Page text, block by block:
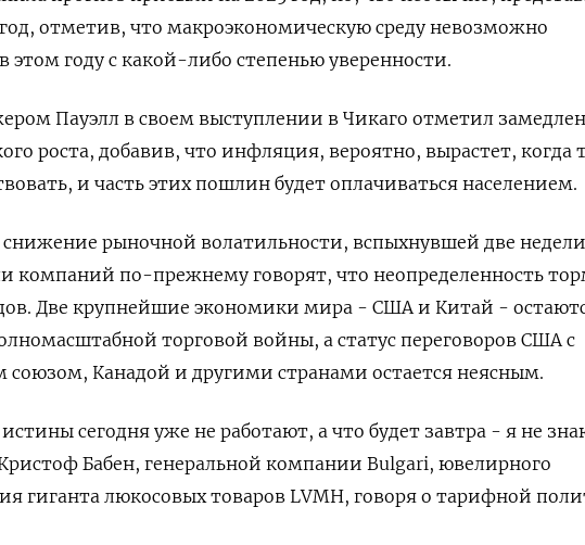
отметив, что макроэкономическую среду невозможно
этом году с какой-либо степенью уверенности.
Пауэлл в своем выступлении в Чикаго отметил
роста, добавив, что инфляция, вероятно, вырастет, когда
и часть этих пошлин будет оплачиваться населением.
рыночной волатильности, вспыхнувшей две
компаний по-прежнему говорят, что неопределенность
Две крупнейшие экономики мира - США и Китай -
торговой войны, а статус переговоров США с
союзом, Канадой и другими странами остается неясным.
сегодня уже не работают, а что будет завтра - я не
Бабен, генеральной компании Bulgari, ювелирного
гиганта люкосовых товаров LVMH, говоря о тарифной